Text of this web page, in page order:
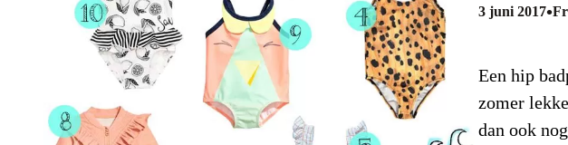
3 juni 2017•
Een hip
zomer
dan ook